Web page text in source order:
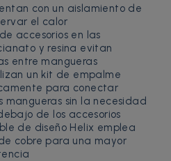
con un aislamiento de
el calor
accesorios en las
y resina evitan
entre mangueras
un kit de empalme
para conectar
sin la necesidad
de los accesorios
de diseño Helix emplea
cobre para una mayor